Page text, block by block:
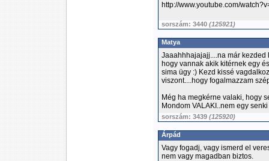
http://www.youtube.com/
sorszám: 3440 (125921)
Matya
Jaaahhhajajajj....na már kezded
hogy vannak akik kitérnek egy
sima ügy :) Kezd kissé
viszont....hogy fogalmazzam
Még ha megkérne valaki, hogy
Mondom VALAKI..nem egy senki
sorszám: 3439 (125920)
Árpád
Vagy fogadj, vagy ismerd el
nem vagy magadban biztos.